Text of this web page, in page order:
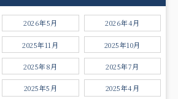
2026年5月 2026年4月
2025年11月 2025年10月
2025年8月 2025年7月
2025年5月 2025年4月